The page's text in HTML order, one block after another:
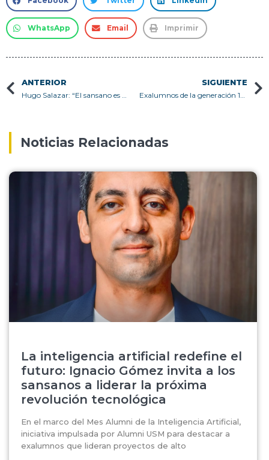
WhatsApp Email Imprimir
ANTERIOR
Hugo Salazar: “El sansano es una persona determinada y resolutiva de problemáticas con una mirada holística”.
SIGUIENTE
Exalumnos de la generación 1981 de Técnico Universitario en Programación de Computadores se reúnen en la Sede Viña del Mar
Noticias Relacionadas
La inteligencia artificial redefine el
futuro: Ignacio Gómez invita a los
sansanos a liderar la próxima
revolución tecnológica
En el marco del Mes Alumni de la Inteligencia Artificial,
iniciativa impulsada por Alumni USM para destacar a
exalumnos que lideran proyectos de alto